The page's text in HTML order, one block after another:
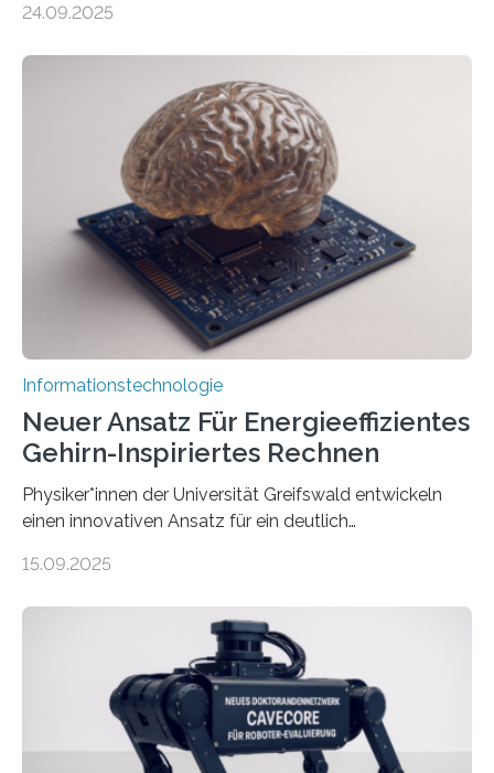
Förderung in Höhe von rund 2 Millionen Euro. Dabei
der Universität Bonn und der TH Köln gemeinsam mit
der MindPort GmbH eine neuartige, KI-gestützte
Lösung zur Erzeugung von Emotionen für realistische
Avatare. Gen-AIvatar entwickelt innovative und
kosteneffiziente Methoden, um lebensechte Avatare zu
erstellen. „Besonders wichtig ist uns eine ganzheitliche
Animation, bei der Stimme, Körperbewegung, Gestik
und Mimik im Einklang sind…
24.09.2025
Informationstechnologie
Neuer Ansatz Für Energieeffizientes
Gehirn-Inspiriertes Rechnen
Physiker*innen der Universität Greifswald entwickeln
einen innovativen Ansatz für ein deutlich
Lösungsweg ist inspiriert vom menschlichen Gehirn. Die
stellt die heutige Computertechnik vor
Herausforderungen. Herkömmliche Silizium-
Prozessoren stoßen an ihre Grenzen: Sie verbrauchen
viel Energie, die Speicher- und Verarbeitungseinheiten
sind voneinander getrennt und die Datenübertragung
bremst komplexe Anwendungen aus. Da KI-Modelle
15.09.2025